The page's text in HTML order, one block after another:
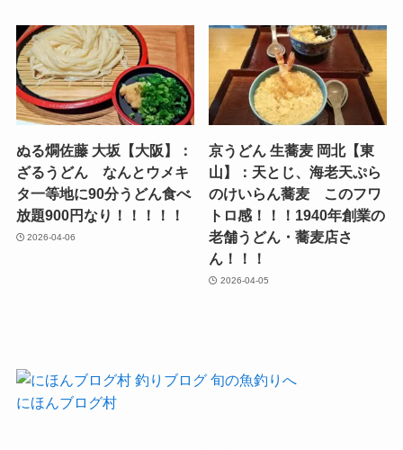
ぬる燗佐藤 大坂【大阪】：
ざるうどん なんとウメキ
タ一等地に90分うどん食べ
放題900円なり！！！！！
2026-04-06
京うどん 生蕎麦 岡北【東
山】：天とじ、海老天ぷら
のけいらん蕎麦 このフワ
トロ感！！！1940年創業の
老舗うどん・蕎麦店さ
ん！！！
2026-04-05
にほんブログ村